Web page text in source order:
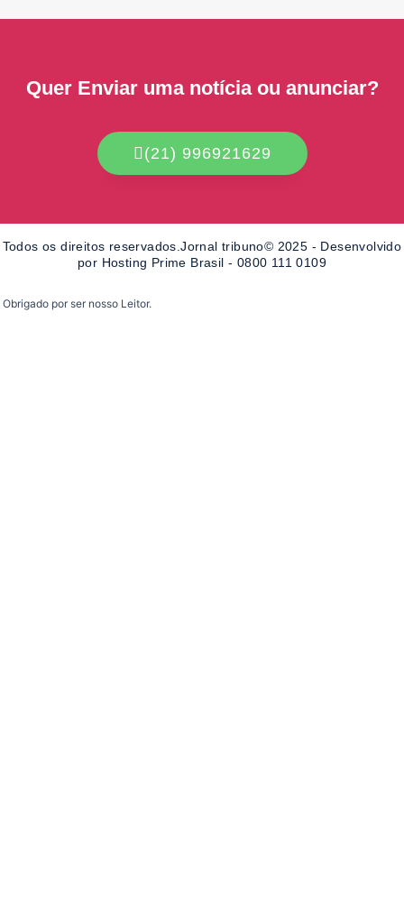
b
o
k
f
a
g
a
Quer Enviar uma notícia ou anunciar?
(21) 996921629
Todos os direitos reservados.Jornal tribuno© 2025 - Desenvolvido
por Hosting Prime Brasil - 0800 111 0109
Obrigado por ser nosso Leitor.